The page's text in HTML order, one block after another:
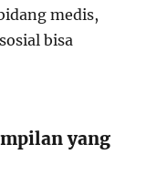
medis,
bisa
yang